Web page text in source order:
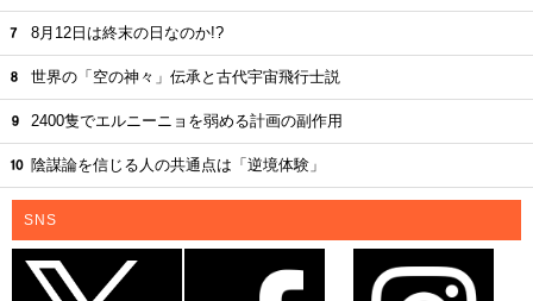
8月12日は終末の日なのか!?
世界の「空の神々」伝承と古代宇宙飛行士説
2400隻でエルニーニョを弱める計画の副作用
陰謀論を信じる人の共通点は「逆境体験」
SNS